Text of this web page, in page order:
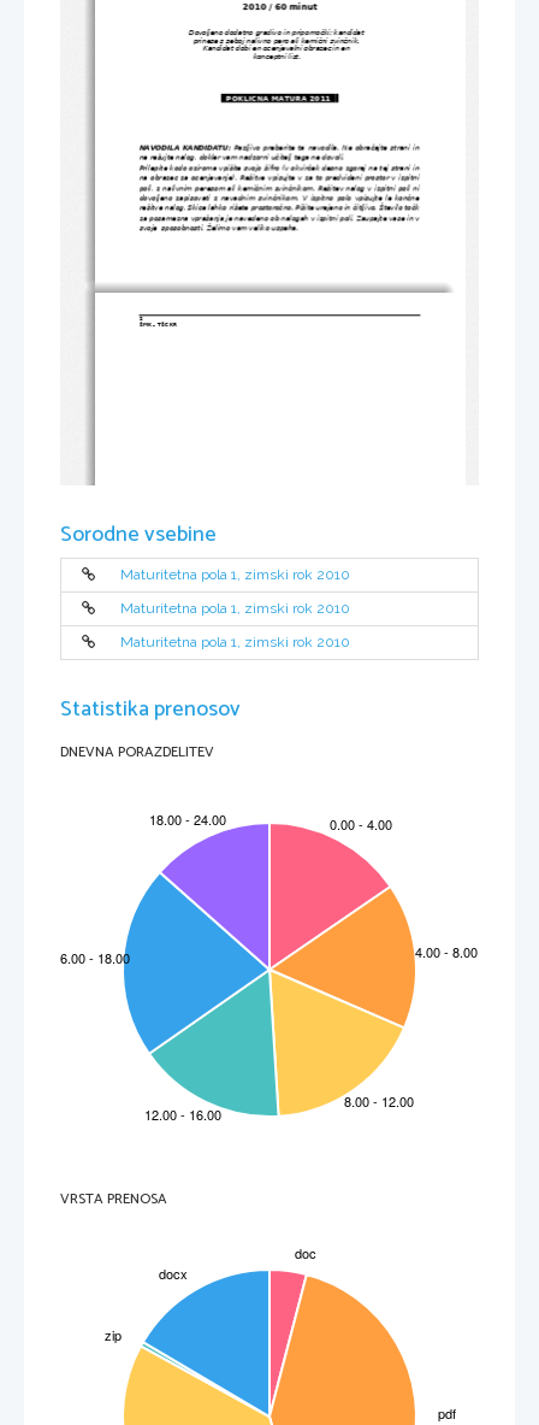
2010 / 60 minut
  POKLICNA MATURA 2011
NAVODILA KANDIDATU: Pazljivo preberite ta navodila. Ne obračajte strani in
ne rešujte nalog, dokler vam nadzorni učitelj tega ne dovoli.
Prilepite kodo oziroma vpišite svojo šifro (v okvirček desno zgoraj na tej strani in
na obrazec za ocenjevanje). Rešitve vpisujte v za to predvideni prostor v izpitni
poli, z nalivnim peresom ali kemičnim svinčnikom. Rešitev nalog v izpitni poli ni
dovoljeno zapisovati z navadnim svinčnikom. V izpitno polo vpisujte le končne
rešitve nalog. Skice lahko rišete prostoročno. Pišite urejeno in čitljivo. Število točk
za posamezna vprašanja je navedeno ob nalogah v izpitni poli. Zaupajte vase in v
svoje  sposobnosti. Želimo vam veliko uspeha.
Dovoljeno dodatno gradivo in pripomočki: kandidat
prinese s seboj nalivno pero ali kemični svinčnik.
Kandidat dobi en ocenjevalni obrazec in en
konceptni list.
2
ŠMK – TŠC KR
IZPITNA POLA 1
SKLOP NALOG
OSNOVNEGA POZNAVANJA DEKLARACIJ IN UKAZOV,
POZNAVANJA UPORABE PODPROGRAMOV TER PRETVARJANJA MED
PODATKOVNIMI TIPI, NALOGE IZBIRNEGA TIPA.
  Obkrožite pravilne trditve
I. Kateri podatkovni tip zasede v pomnilniku največ prostora:
logična vrednost true
II.  Kako v C#  zapišemo "vrednost v spremenljivki a je različna od
vrednosti v spremenljivki b:
  (1
točka)
a)  a \= b
d)  a =! b
e)  a <>b
III.  Kakšna je pravilna deklaracija in inicializacija tabelarične
spremenljivke
, mi vsebuje pet celih števil
(1
I.     Kako   lahko   rezvejimo   program?   Napiši   vsaj   en   primer!
(1 točka)
Sorodne vsebine
Maturitetna pola 1, zimski rok 2010
Maturitetna pola 1, zimski rok 2010
Maturitetna pola 1, zimski rok 2010
Statistika prenosov
DNEVNA PORAZDELITEV
VRSTA PRENOSA